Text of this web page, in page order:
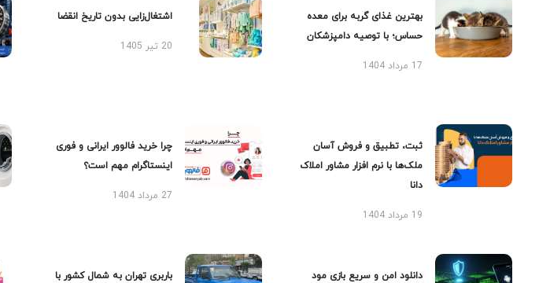
بهترین غذای گربه برای معده
حساس؛ با توصیه دامپزشکان
17 مرداد 1404
اشتغال‌زایی بدون تاریخ انقضا
20 تیر 1405
ثبت، تطبیق و فروش آسان
ملک‌ها با نرم افزار مشاور املاک
دانا
19 مرداد 1404
چرا خرید فالوور ایرانی و فوری
اینستاگرام مهم است؟
27 مرداد 1404
دانلود امن و سریع بازی مود
باربری تهران به شمال کشور با